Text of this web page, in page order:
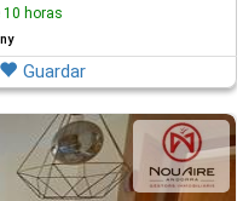
10 horas
Guardar